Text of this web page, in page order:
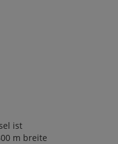
ist
m breite